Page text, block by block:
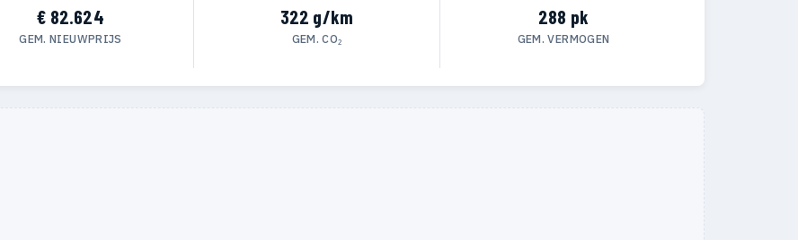
€ 82.624
GEM. NIEUWPRIJS
322 g/km
GEM. CO₂
288 pk
GEM. VERMOGEN